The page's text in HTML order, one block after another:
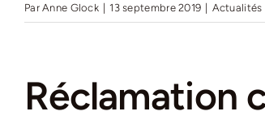
ParAnne Glock | 13 septembre 2019 | Actualités
Réclamation